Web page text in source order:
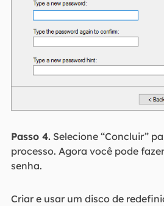
Passo 4.Selecione “Concluir”
processo. Agora você pode
senha.
Criar e usar um disco de